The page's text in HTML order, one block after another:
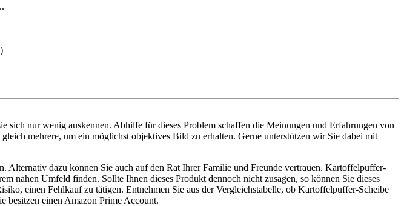
nur wenig auskennen. Abhilfe für dieses Problem schaffen die Meinungen und Erfahrungen von
mehrere, um ein möglichst objektives Bild zu erhalten. Gerne unterstützen wir Sie dabei mit
Alternativ dazu können Sie auch auf den Rat Ihrer Familie und Freunde vertrauen. Kartoffelpuffer-
nahen Umfeld finden. Sollte Ihnen dieses Produkt dennoch nicht zusagen, so können Sie dieses
einen Fehlkauf zu tätigen. Entnehmen Sie aus der Vergleichstabelle, ob Kartoffelpuffer-Scheibe
besitzen einen Amazon Prime Account.